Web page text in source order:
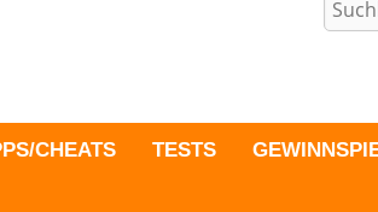
CHEATS TESTS